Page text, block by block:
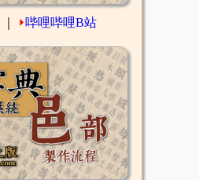
⏵哔哩哔哩B站